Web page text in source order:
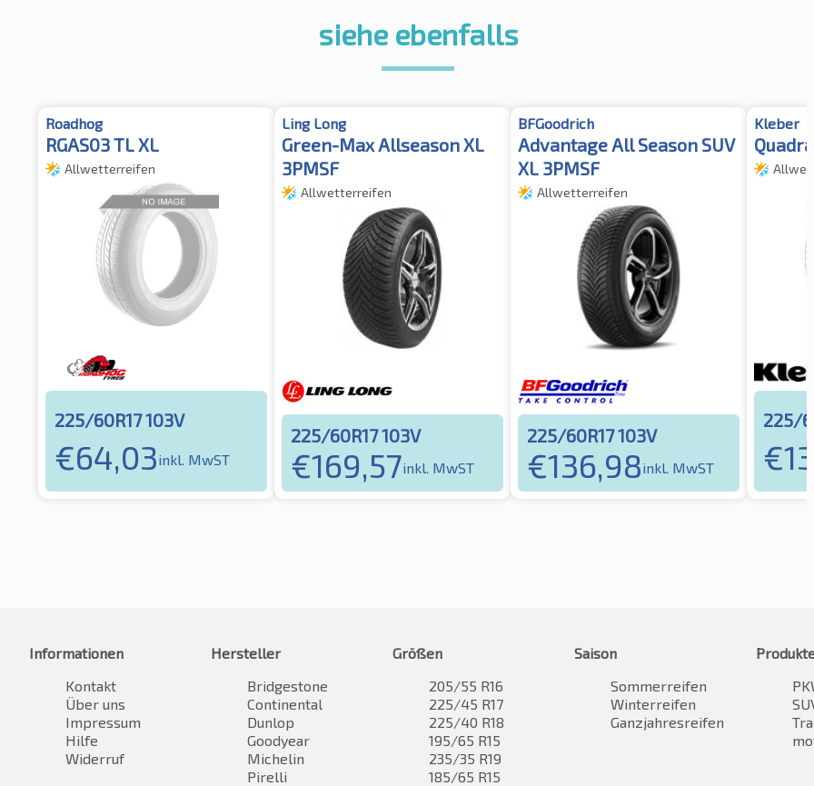
siehe ebenfalls
Roadhog
RGAS03 TL XL
Allwetterreifen
225/60R17 103V
€64,03inkl. MwST
Ling Long
Green-Max Allseason XL
3PMSF
Allwetterreifen
225/60R17 103V
€169,57inkl. MwST
BFGoodrich
Advantage All Season SUV
XL 3PMSF
Allwetterreifen
225/60R17 103V
€136,98inkl. MwST
Kleber
225/
€
Informationen
Kontakt
Über uns
Impressum
Hilfe
Widerruf
Hersteller
Bridgestone
Continental
Dunlop
Goodyear
Michelin
Pirelli
Größen
205/55 R16
225/45 R17
225/40 R18
195/65 R15
235/35 R19
185/65 R15
Saison
Sommerreifen
Winterreifen
Ganzjahresreifen